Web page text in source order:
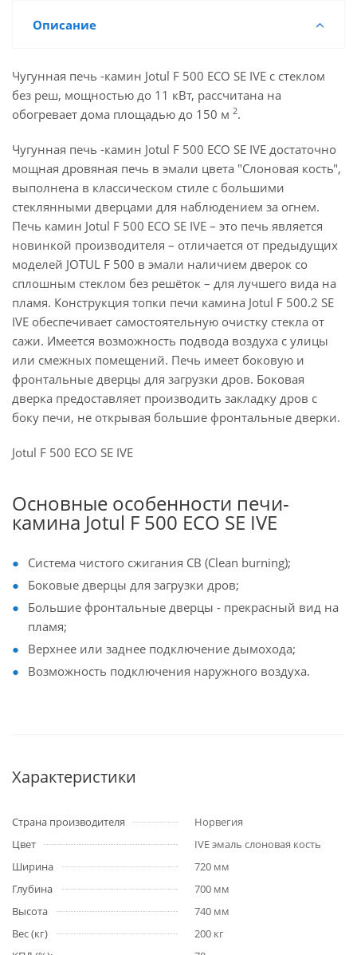
Описание
Чугунная печь -камин Jotul F 500 ECO SE IVE с стеклом
без реш, мощностью до 11 кВт, рассчитана на
обогревает дома площадью до 150 м 2.
Чугунная печь -камин Jotul F 500 ECO SE IVE достаточно
мощная дровяная печь в эмали цвета "Слоновая кость",
выполнена в классическом стиле с большими
стеклянными дверцами для наблюдением за огнем.
Печь камин Jotul F 500 ECO SE IVE – это печь является
новинкой производителя – отличается от предыдущих
моделей JOTUL F 500 в эмали наличием дверок со
сплошным стеклом без решёток – для лучшего вида на
пламя. Конструкция топки печи камина Jotul F 500.2 SE
IVE обеспечивает самостоятельную очистку стекла от
сажи. Имеется возможность подвода воздуха с улицы
или смежных помещений. Печь имеет боковую и
фронтальные дверцы для загрузки дров. Боковая
дверка предоставляет производить закладку дров с
боку печи, не открывая большие фронтальные дверки.
Jotul F 500 ECO SE IVE
Основные особенности печи-
камина Jotul F 500 ECO SE IVE
Система чистого сжигания CB (Clean burning);
Боковые дверцы для загрузки дров;
Большие фронтальные дверцы - прекрасный вид на
пламя;
Верхнее или заднее подключение дымохода;
Возможность подключения наружного воздуха.
Характеристики
Страна производителя
Норвегия
Цвет
IVE эмаль слоновая кость
Ширина
720 мм
Глубина
700 мм
Высота
740 мм
Вес (кг)
200 кг